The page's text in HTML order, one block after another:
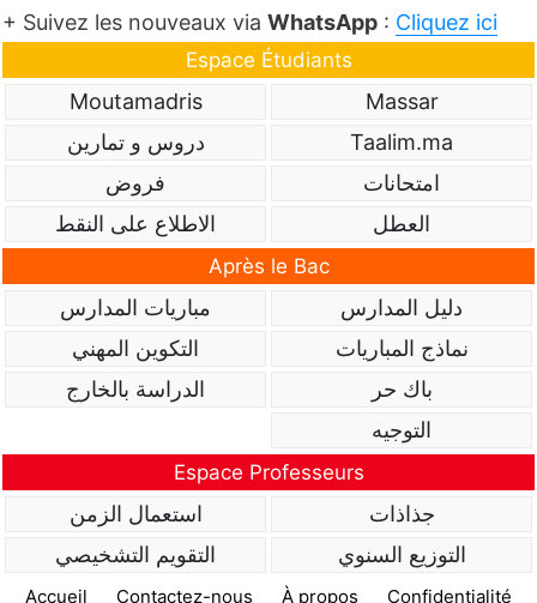
+ Suivez les nouveaux via WhatsApp : Cliquez ici
Espace Étudiants
Massar
Moutamadris
Taalim.ma
دروس و تمارين
امتحانات
فروض
العطل
الاطلاع على النقط
Après le Bac
دليل المدارس
مباريات المدارس
نماذج المباريات
التكوين المهني
باك حر
الدراسة بالخارج
التوجيه
Espace Professeurs
جذاذات
استعمال الزمن
التوزيع السنوي
التقويم التشخيصي
Accueil Contactez-nous À propos Confidentialité